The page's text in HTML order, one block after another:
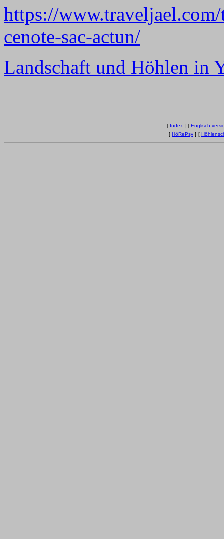
https://
cenote-sac-actun/
Landschaft und Höhlen in
[ Index] [ Englisch
[ HöRePsy ] [